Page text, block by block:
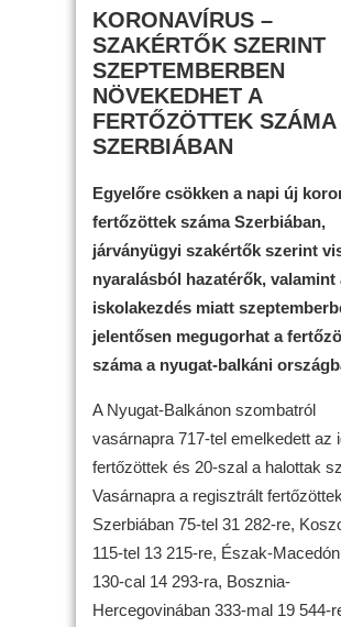
KORONAVÍRUS –
SZAKÉRTŐK SZERINT
SZEPTEMBERBEN
NÖVEKEDHET A
FERTŐZÖTTEK SZÁMA
SZERBIÁBAN
Egyelőre csökken a napi új
fertőzöttek száma Szerbiában,
járványügyi szakértők szerint
nyaralásból hazatérők, valamint
iskolakezdés miatt
jelentősen megugorhat a
száma a nyugat-balkáni
A Nyugat-Balkánon szombatról
vasárnapra 717-tel emelkedett az
fertőzöttek és 20-szal a halottak
Vasárnapra a regisztrált
Szerbiában 75-tel 31 282-re,
115-tel 13 215-re, Észak-
130-cal 14 293-ra, Bosznia-
Hercegovinában 333-mal 19 544-